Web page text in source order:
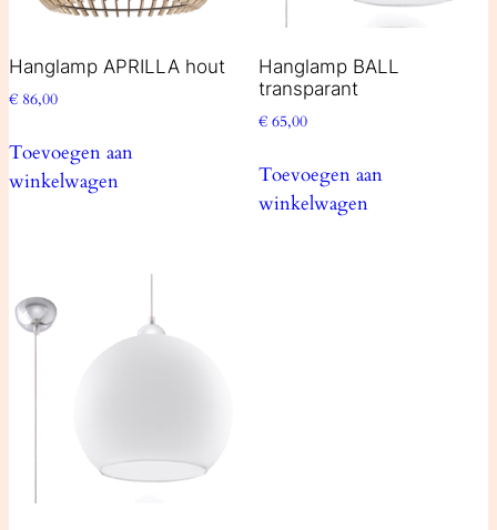
Hanglamp APRILLA hout
€ 86,00
Toevoegen aan
winkelwagen
Hanglamp BALL
transparant
€65,00
Toevoegen aan
winkelwagen